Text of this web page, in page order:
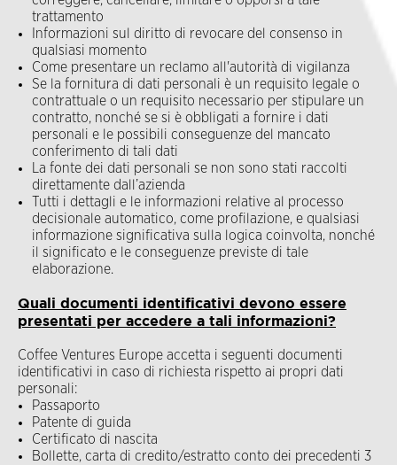
trattamento
Informazioni sul diritto di revocare del consenso in
qualsiasi momento
Come presentare un reclamo all'autorità di vigilanza
Se la fornitura di dati personali è un requisito legale o
contrattuale o un requisito necessario per stipulare un
contratto, nonché se si è obbligati a fornire i dati
personali e le possibili conseguenze del mancato
conferimento di tali dati
La fonte dei dati personali se non sono stati raccolti
direttamente dall’azienda
Tutti i dettagli e le informazioni relative al processo
decisionale automatico, come profilazione, e qualsiasi
informazione significativa sulla logica coinvolta, nonché
il significato e le conseguenze previste di tale
elaborazione.
Quali documenti identificativi devono essere
presentati per accedere a tali informazioni?
Coffee Ventures Europe accetta i seguenti documenti
identificativi in caso di richiesta rispetto ai propri dati
personali:
Passaporto
Patente di guida
Certificato di nascita
Bollette, carta di credito/estratto conto dei precedenti 3